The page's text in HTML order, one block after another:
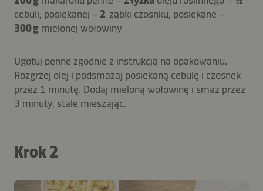
cebuli, posiekanej – 2 ząbki czosnku, posiekane –
300 g mielonej wołowiny
Ugotuj penne zgodnie z instrukcją na opakowaniu.
Rozgrzej olej i podsmażaj posiekaną cebulę i czosnek
przez 1 minutę. Dodaj mieloną wołowinę i smaż przez
3 minuty, stale mieszając.
Krok 2